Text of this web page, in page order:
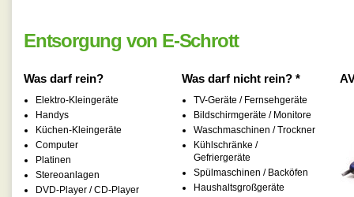
Entsorgung von E-Schrott
Was darf rein?
Elektro-Kleingeräte
Handys
Küchen-Kleingeräte
Computer
Platinen
Stereoanlagen
DVD-Player / CD-Player
Was darf nicht rein? *
TV-Geräte / Fernsehgeräte
Bildschirmgeräte / Monitore
Waschmaschinen / Trockner
Kühlschränke /
Gefriergeräte
Spülmaschinen / Backöfen
Haushaltsgroßgeräte